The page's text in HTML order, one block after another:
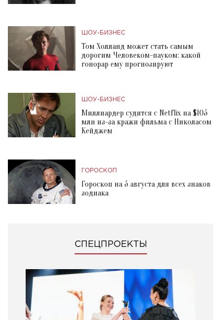
ШОУ-БИЗНЕС
Том Холланд может стать самым
дорогим Человеком-пауком: какой
гонорар ему прогнозируют
ШОУ-БИЗНЕС
Миллиардер судится с Netflix на $105
млн из-за кражи фильма с Николасом
Кейджем
ГОРОСКОП
Гороскоп на 5 августа для всех знаков
зодиака
СПЕЦПРОЕКТЫ